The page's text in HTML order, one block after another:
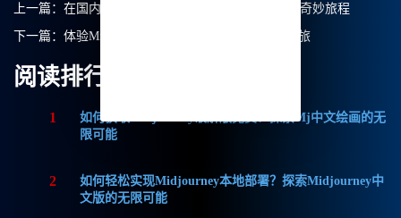
上一篇： 在国内畅享Mj中文绘画，Midjourney镜像的奇妙旅程
下一篇： 体验Midjourney中文绘画：创造你的艺术之旅
阅读排行
1
如何获取Midjourney破解版免费？探索Mj中文绘画的无
限可能
2
如何轻松实现Midjourney本地部署？探索Midjourney中
文版的无限可能